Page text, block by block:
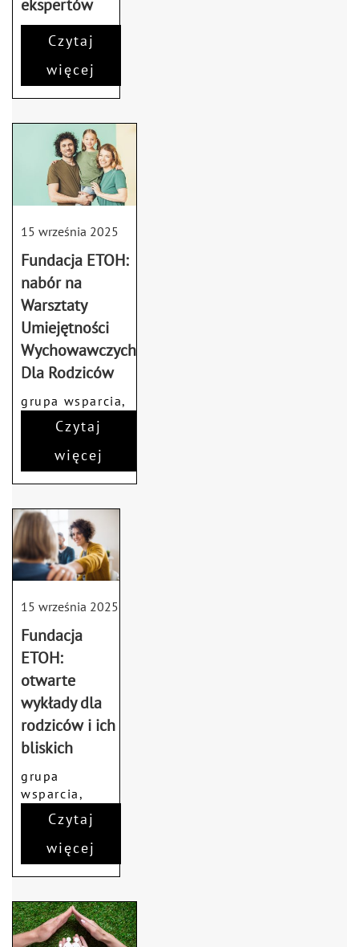
ekspertów
Cała Warszawa
Czytaj
więcej
15 września 2025
Fundacja ETOH:
nabór na
Warsztaty
Umiejętności
Wychowawczych
Dla Rodziców
grupa wsparcia,
rodzinaCzytaj
więcej
15 września 2025
Fundacja
ETOH:
otwarte
wykłady dla
rodziców i ich
bliskich
grupa
wsparcia,
rodzinaCzytaj
więcej